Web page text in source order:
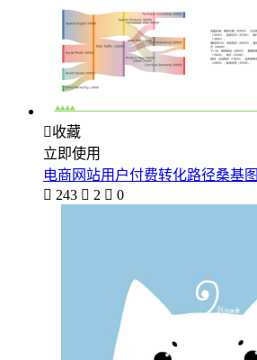
收藏
立即使用
电商网站用户付费转化路径桑基图
 243  2  0